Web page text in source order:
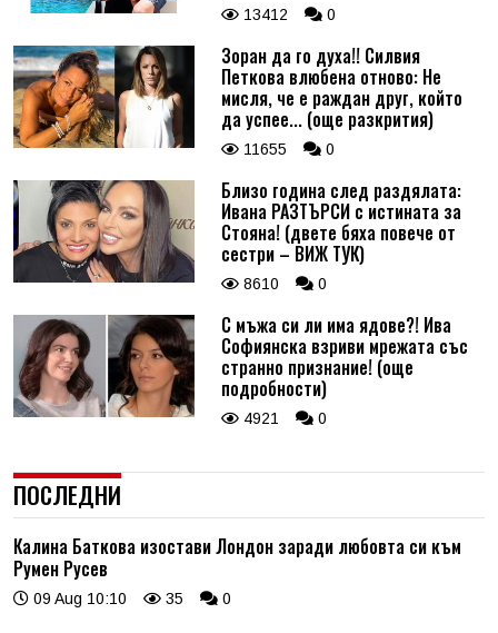
13412 0
Зоран да го духа!! Силвия
Петкова влюбена отново: Не
мисля, че е раждан друг, който
да успее... (още разкрития)
11655 0
Близо година след раздялата:
Ивана РАЗТЪРСИ с истината за
Стояна! (двете бяха повече от
сестри – ВИЖ ТУК)
8610 0
С мъжа си ли има ядове?! Ива
Софиянска взриви мрежата със
странно признание! (още
подробности)
4921 0
ПОСЛЕДНИ
Калина Баткова изостави Лондон заради любовта си към
Румен Русев
09 Aug 10:10 35 0